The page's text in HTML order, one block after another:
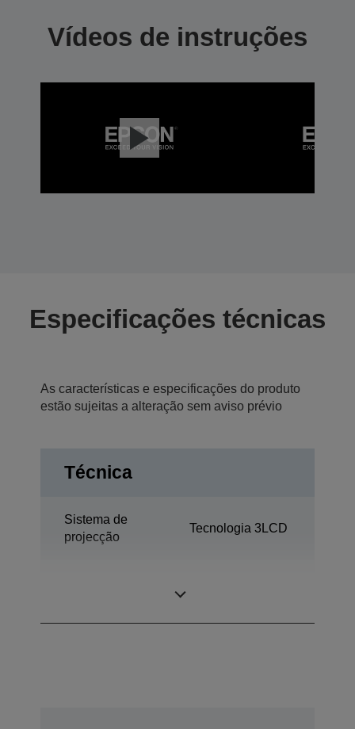
Vídeos de instruções
Especificações técnicas
As características e especificações do produto
estão sujeitas a alteração sem aviso prévio
Técnica
Sistema de
projecção
Tecnologia 3LCD